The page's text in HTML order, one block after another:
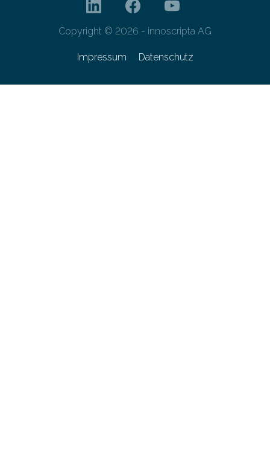
Copyright © 2026 - innoscripta AG
Impressum Datenschutz